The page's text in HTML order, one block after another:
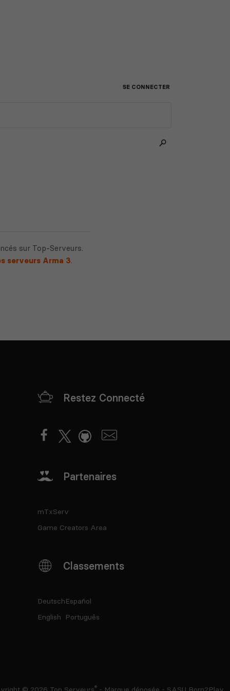
sur Top-Serveurs.
serveurs Arma 3.
Restez Connecté
Partenaires
mTxServ
Game Creators Area
Classements
Deutsch
English
Español
Português
®